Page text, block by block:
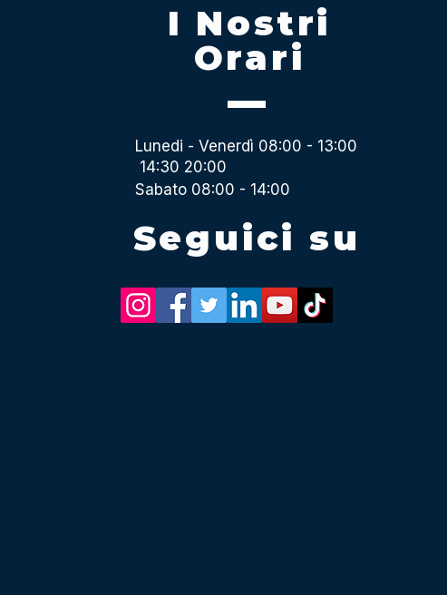
I Nostri
Orari
Lunedi - Venerdì 08:00 - 13:00
14:30 20:00
Sabato 08:00 - 14:00
Seguici su